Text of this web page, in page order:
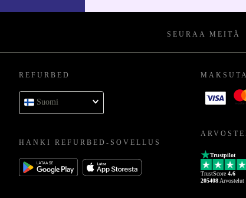
SEURAA MEITÄ
REFURBED
Suomi
HANKI REFURBED-SOVELLUS
Trustpilot
TrustScore 4.6
205408 Arvostelut